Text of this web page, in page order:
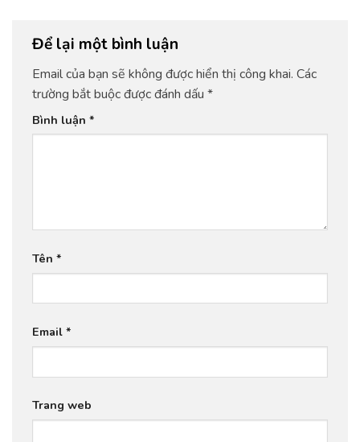
Để lại một bình luận
Email của bạn sẽ không được hiển thị công khai. Các
trường bắt buộc được đánh dấu *
Bình luận *
Tên *
Email *
Trang web